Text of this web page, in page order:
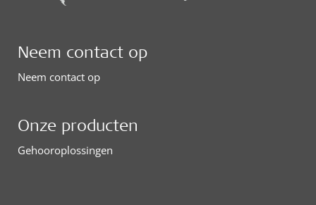
Neem contact op
Neem contact op
Onze producten
Gehooroplossingen